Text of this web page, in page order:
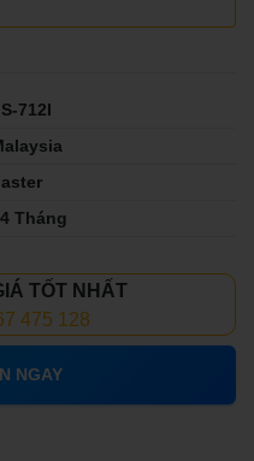
712I
Tháng
TỐT NHẤT
475 128
NGAY